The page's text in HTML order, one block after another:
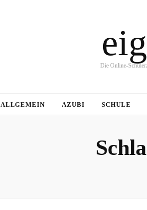
Die Online-
ALLGEMEIN AZUBI SCHULE